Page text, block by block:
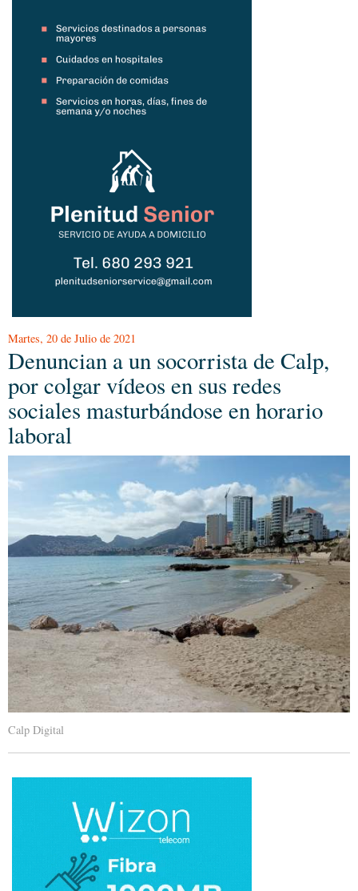
Martes, 20 de Julio de 2021
Denuncian a un socorrista de Calp,
por colgar vídeos en sus redes
sociales masturbándose en horario
laboral
Calp Digital